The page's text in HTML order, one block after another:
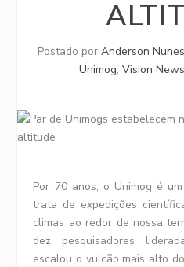
Postado por Anderson Nunes
Unimog, Vision News
Por 70 anos, o Unimog é
trata de expedições
climas ao redor de nossa
dez pesquisadores
escalou o vulcão mais alto